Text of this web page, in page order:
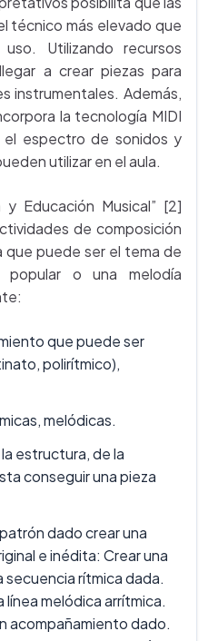
técnico más elevado que
Utilizando recursos
a crear piezas para
instrumentales. Además,
la tecnología MIDI
espectro de sonidos y
utilizar en el aula.
Educación Musical” [2]
de composición
que puede ser el tema de
o una melodía
que puede ser
polirítmico),
melódicas.
estructura, de la
conseguir una pieza
dado crear una
e inédita: Crear una
secuencia rítmica dada.
línea melódica arrítmica.
acompañamiento dado.